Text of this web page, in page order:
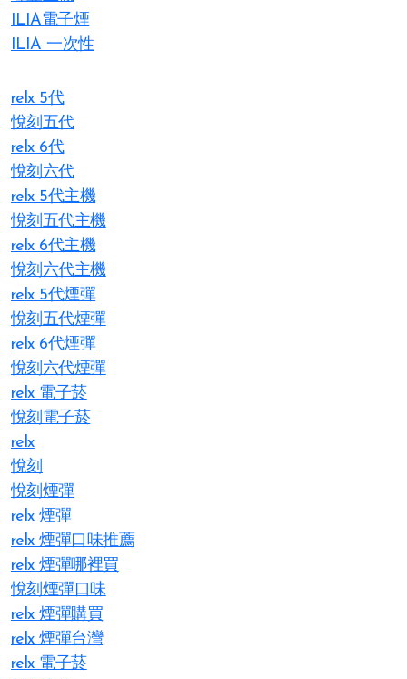
ILIA電子煙
ILIA 一次性
relx 5代
悅刻五代
relx 6代
悅刻六代
relx 5代主機
悅刻五代主機
relx 6代主機
悅刻六代主機
relx 5代煙彈
悅刻五代煙彈
relx 6代煙彈
悅刻六代煙彈
relx 電子菸
悅刻電子菸
relx
悅刻
悅刻煙彈
relx 煙彈
relx 煙彈口味推薦
relx 煙彈哪裡買
悅刻煙彈口味
relx 煙彈購買
relx 煙彈台灣
relx 電子菸